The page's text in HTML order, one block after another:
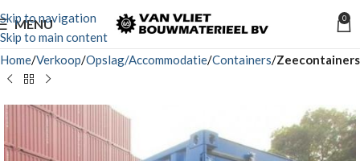
Skip to navigation
Skip to main content
MENU 0
Home Verkoop Opslag/Accommodatie Containers Zeecontainers